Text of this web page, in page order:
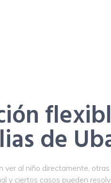
de
ver al niño directamente,
y ciertos casos pueden